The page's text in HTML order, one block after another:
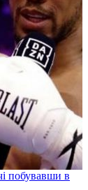
побувавши в